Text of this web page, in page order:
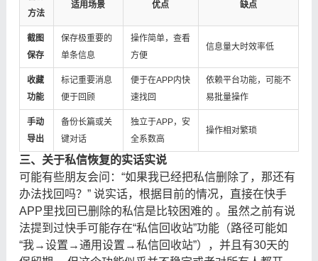
方法
适用场景 优点 缺点
截图
保存
保存极重要的
单条信息
操作简单，查看
方便
信息量大时效率低
收藏
功能
标记重要消息
便于回顾
便于在APP内快
速找回
依赖平台功能，可能不
易批量操作
手动
导出
备份长篇或关
键对话
独立于APP，安
全系数高
操作相对繁琐
三、关于私信恢复的实话实说
可能有些朋友会问：“如果我已经把私信删除了，那还有
办法找回吗？” 说实话，根据目前的情况，直接在快手
APP里找回已删除的私信是比较困难的 。虽然之前有说
法提到过快手可能存在“私信回收站”功能（路径可能如
“我→设置→通用设置→私信回收站”），并且有30天的